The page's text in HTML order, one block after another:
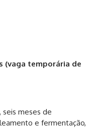
(vaga temporária de
seis meses de
e fermentação,